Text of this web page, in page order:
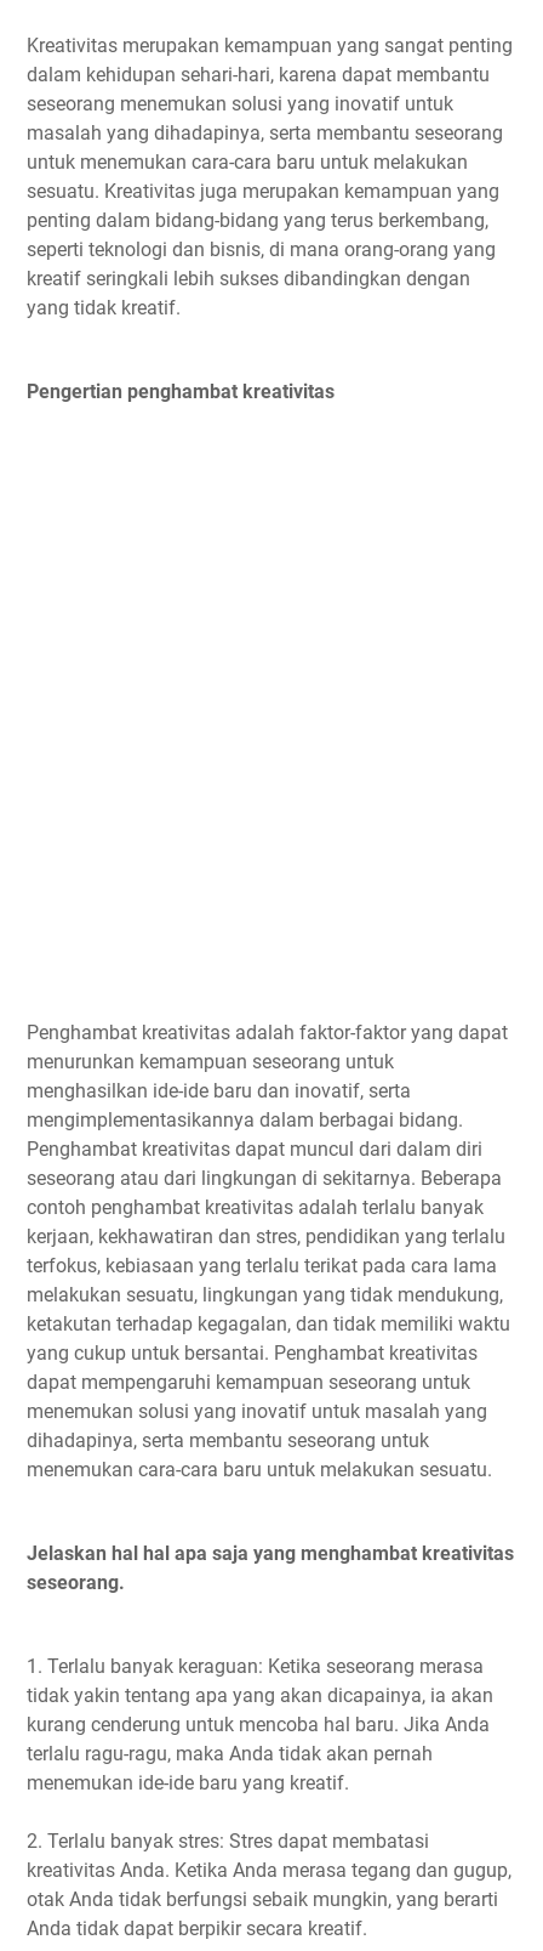
Kreativitas merupakan kemampuan yang sangat penting
dalam kehidupan sehari-hari, karena dapat membantu
seseorang menemukan solusi yang inovatif untuk
masalah yang dihadapinya, serta membantu seseorang
untuk menemukan cara-cara baru untuk melakukan
sesuatu. Kreativitas juga merupakan kemampuan yang
penting dalam bidang-bidang yang terus berkembang,
seperti teknologi dan bisnis, di mana orang-orang yang
kreatif seringkali lebih sukses dibandingkan dengan
yang tidak kreatif.
Pengertian penghambat kreativitas
Penghambat kreativitas adalah faktor-faktor yang dapat
menurunkan kemampuan seseorang untuk
menghasilkan ide-ide baru dan inovatif, serta
mengimplementasikannya dalam berbagai bidang.
Penghambat kreativitas dapat muncul dari dalam diri
seseorang atau dari lingkungan di sekitarnya. Beberapa
contoh penghambat kreativitas adalah terlalu banyak
kerjaan, kekhawatiran dan stres, pendidikan yang terlalu
terfokus, kebiasaan yang terlalu terikat pada cara lama
melakukan sesuatu, lingkungan yang tidak mendukung,
ketakutan terhadap kegagalan, dan tidak memiliki waktu
yang cukup untuk bersantai. Penghambat kreativitas
dapat mempengaruhi kemampuan seseorang untuk
menemukan solusi yang inovatif untuk masalah yang
dihadapinya, serta membantu seseorang untuk
menemukan cara-cara baru untuk melakukan sesuatu.
Jelaskan hal hal apa saja yang menghambat kreativitas
seseorang.
1. Terlalu banyak keraguan: Ketika seseorang merasa
tidak yakin tentang apa yang akan dicapainya, ia akan
kurang cenderung untuk mencoba hal baru. Jika Anda
terlalu ragu-ragu, maka Anda tidak akan pernah
menemukan ide-ide baru yang kreatif.
2. Terlalu banyak stres: Stres dapat membatasi
kreativitas Anda. Ketika Anda merasa tegang dan gugup,
otak Anda tidak berfungsi sebaik mungkin, yang berarti
Anda tidak dapat berpikir secara kreatif.